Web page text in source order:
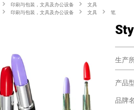
印刷与包装，文具及办公设备
文具
印刷与包装，文具及办公设备 文具 笔
生产
产品
品牌